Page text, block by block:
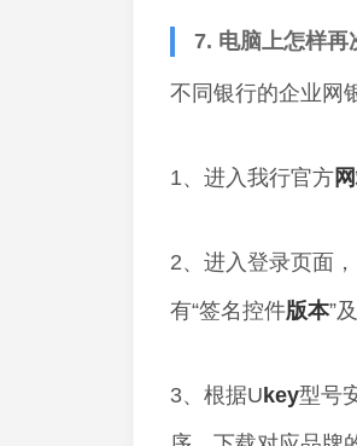
7. 电脑上怎样再
不同银行的企业网
1、进入我行官方
2、进入登录页面
有“签名控件版本”及
3、根据U key型号